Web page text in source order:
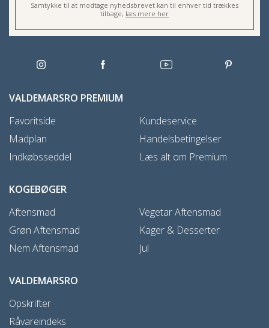
Samtykke til at modtage nyhedsbrevet kan til enhver tid trækkes
tilbage, læs mere her
VALDEMARSRO PREMIUM
Favoritside
Madplan
Indkøbsseddel
Kundeservice
Handelsbetingelser
Læs alt om Premium
KOGEBØGER
Aftensmad
Grøn Aftensmad
Nem Aftensmad
Vegetar Aftensmad
Kager & Desserter
Jul
VALDEMARSRO
Opskrifter
Råvareindeks